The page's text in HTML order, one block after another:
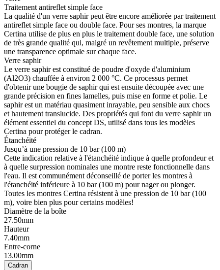
Traitement antireflet simple face
La qualité d'un verre saphir peut être encore améliorée par traitement
antireflet simple face ou double face. Pour ses montres, la marque
Certina utilise de plus en plus le traitement double face, une solution
de très grande qualité qui, malgré un revêtement multiple, préserve
une transparence optimale sur chaque face.
Verre saphir
Le verre saphir est constitué de poudre d'oxyde d'aluminium
(Al2O3) chauffée à environ 2 000 °C. Ce processus permet
d'obtenir une bougie de saphir qui est ensuite découpée avec une
grande précision en fines lamelles, puis mise en forme et polie. Le
saphir est un matériau quasiment inrayable, peu sensible aux chocs
et hautement translucide. Des propriétés qui font du verre saphir un
élément essentiel du concept DS, utilisé dans tous les modèles
Certina pour protéger le cadran.
Étanchéité
Jusqu’à une pression de 10 bar (100 m)
Cette indication relative à l'étanchéité indique à quelle profondeur et
à quelle surpression nominales une montre reste fonctionnelle dans
l'eau. Il est communément déconseillé de porter les montres à
l'étanchéité inférieure à 10 bar (100 m) pour nager ou plonger.
Toutes les montres Certina résistent à une pression de 10 bar (100
m), voire bien plus pour certains modèles!
Diamètre de la boîte
27.50mm
Hauteur
7.40mm
Entre-corne
13.00mm
Cadran